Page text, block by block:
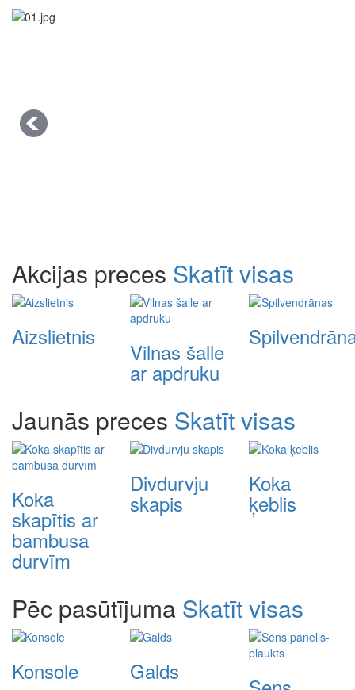
Akcijas preces Skatīt visas
Aizslietnis
Vilnas šalle
ar apdruku
Jaunās preces Skatīt visas
Koka
skapītis ar
bambusa
durvīm
Divdurvju
skapis
Koka
ķeblis
Pēc pasūtījuma Skatīt visas
Konsole Galds